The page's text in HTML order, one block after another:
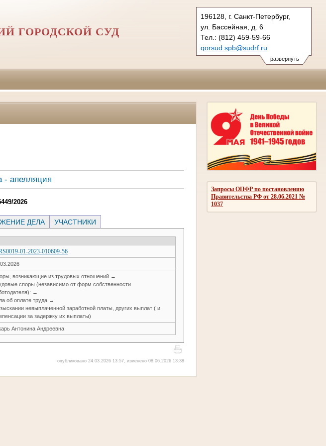
развернуть
196128, г. Санкт-Петербург,
ул. Бассейная, д. 6
Тел.: (812) 459-59-66
gorsud.spb@sudrf.ru
показать на карте
ГОРОДСКОЙ СУД
Запросы ОПФР по постановлению
Правительства РФ от 28.06.2021 №
1037
- апелляция
2026
ДЕЛА УЧАСТНИКИ
01-2023-010609-56
возникающие из трудовых отношений →
споры (независимо от форм собственности
→
об оплате труда →
невыплаченной заработной платы, других выплат ( и
за задержку их выплаты)
Антонина Андреевна
опубликовано 24.03.2026 13:57, изменено 08.06.2026 13:38